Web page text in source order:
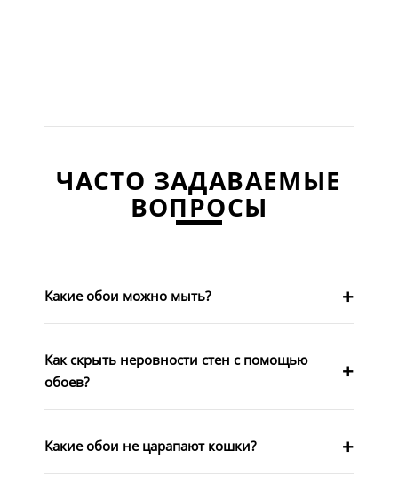
ЧАСТО ЗАДАВАЕМЫЕ
ВОПРОСЫ
Какие обои можно мыть?
Как скрыть неровности стен с помощью
обоев?
Какие обои не царапают кошки?